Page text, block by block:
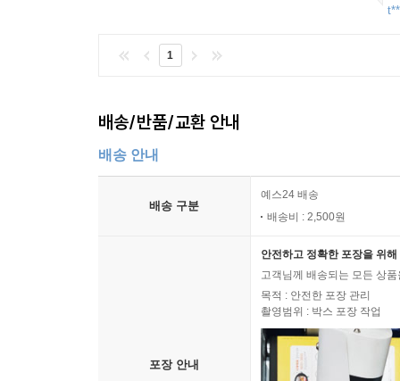
1
배송/반품/교환 안내
배송 안내
배송 구분
예스24 배송
배송비 : 2,500원
포장 안내
안전하고 정확한 포장을 위
고객님께 배송되는 모든 상
목적 : 안전한 포장 관리
촬영범위 : 박스 포장 작업